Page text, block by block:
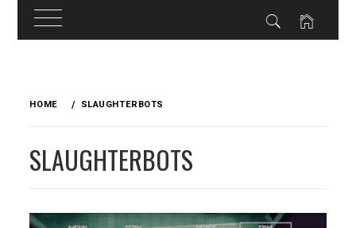
HOME SLAUGHTERBOTS
SLAUGHTERBOTS